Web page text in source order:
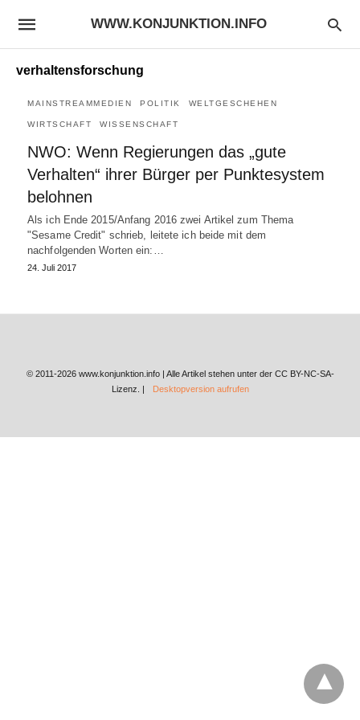
WWW.KONJUNKTION.INFO
verhaltensforschung
MAINSTREAMMEDIEN POLITIK WELTGESCHEHEN
WIRTSCHAFT WISSENSCHAFT
NWO: Wenn Regierungen das „gute
Verhalten“ ihrer Bürger per Punktesystem
belohnen
Als ich Ende 2015/Anfang 2016 zwei Artikel zum Thema
"Sesame Credit" schrieb, leitete ich beide mit dem
nachfolgenden Worten ein:…
24. Juli 2017
© 2011-2026 www.konjunktion.info | Alle Artikel stehen unter der CC BY-NC-SA-
Lizenz. |
Desktopversion aufrufen